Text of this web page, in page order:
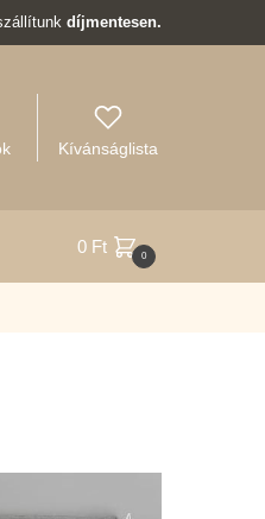
díjmentesen.
Kívánságlista
0 Ft 0